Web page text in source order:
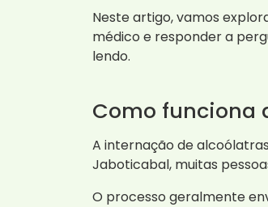
Neste artigo, vamos
médico e responder a
lendo.
Como funciona
A internação de
Jaboticabal, muitas
O processo geralmente